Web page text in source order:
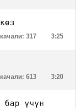
3:25
317
3:20
613
бар үчүн